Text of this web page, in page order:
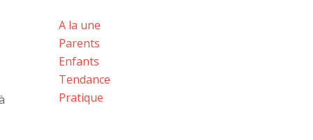
A la une
Parents
Enfants
Tendance
Pratique